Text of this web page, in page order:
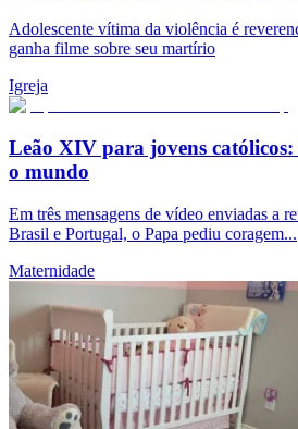
Adolescente vítima da violência é
ganha filme sobre seu martírio
Igreja
Leão XIV para jovens católicos:
o mundo
Em três mensagens de vídeo enviadas a
Brasil e Portugal, o Papa pediu coragem...
Maternidade